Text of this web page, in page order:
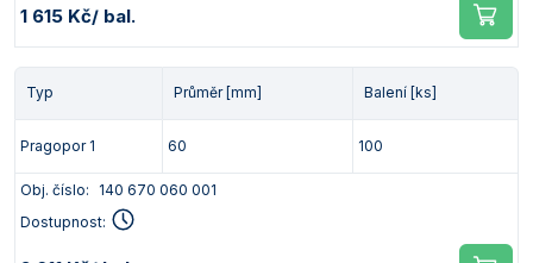
1 615 Kč/ bal.
Typ Průměr [mm] Balení [ks]
Pragopor 1 60 100
Obj. číslo:
140 670 060 001
Dostupnost: